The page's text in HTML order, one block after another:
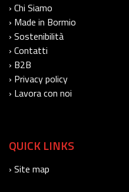
› Chi Siamo
› Made in Bormio
› Sostenibilità
› Contatti
› B2B
› Privacy policy
› Lavora con noi
QUICK LINKS
› Site map